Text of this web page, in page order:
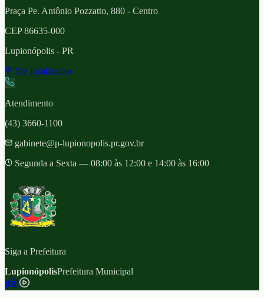
Praça Pe. Antônio Pozzatto, 880 - Centro
CEP86635-000
Lupionópolis - PR
Ver localizacao
Atendimento
(43) 3660-1100
gabinete@p-lupionopolis.pr.gov.br
Segunda a Sexta — 08:00 às 12:00 e 14:00 às 16:00
Siga a Prefeitura
LupionópolisPrefeitura Municipal
f